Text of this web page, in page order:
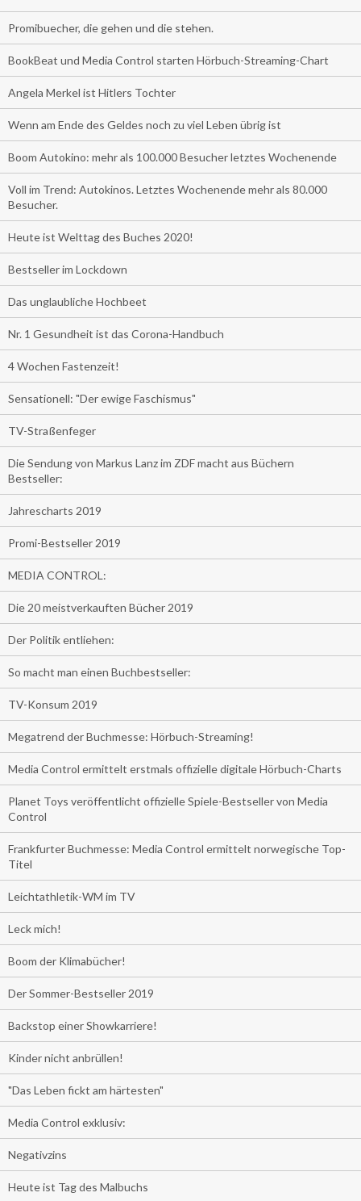
Promibuecher, die gehen und die stehen.
BookBeat und Media Control starten Hörbuch-Streaming-Chart
Angela Merkel ist Hitlers Tochter
Wenn am Ende des Geldes noch zu viel Leben übrig ist
Boom Autokino: mehr als 100.000 Besucher letztes Wochenende
Voll im Trend: Autokinos. Letztes Wochenende mehr als 80.000
Besucher.
Heute ist Welttag des Buches 2020!
Bestseller im Lockdown
Das unglaubliche Hochbeet
Nr. 1 Gesundheit ist das Corona-Handbuch
4 Wochen Fastenzeit!
Sensationell: "Der ewige Faschismus"
TV-Straßenfeger
Die Sendung von Markus Lanz im ZDF macht aus Büchern
Bestseller:
Jahrescharts 2019
Promi-Bestseller 2019
MEDIA CONTROL:
Die 20 meistverkauften Bücher 2019
Der Politik entliehen:
So macht man einen Buchbestseller:
TV-Konsum 2019
Megatrend der Buchmesse: Hörbuch-Streaming!
Media Control ermittelt erstmals offizielle digitale Hörbuch-Charts
Planet Toys veröffentlicht offizielle Spiele-Bestseller von Media
Control
Frankfurter Buchmesse: Media Control ermittelt norwegische Top-
Titel
Leichtathletik-WM im TV
Leck mich!
Boom der Klimabücher!
Der Sommer-Bestseller 2019
Backstop einer Showkarriere!
Kinder nicht anbrüllen!
"Das Leben fickt am härtesten"
Media Control exklusiv:
Negativzins
Heute ist Tag des Malbuchs